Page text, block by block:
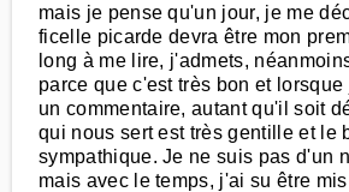
mais je pense qu'un jour, je me
ficelle picarde devra être mon
long à me lire, j'admets,
parce que c'est très bon et
un commentaire, autant qu'il soit
qui nous sert est très gentille et le
sympathique. Je ne suis pas d'un
mais avec le temps, j'ai su être